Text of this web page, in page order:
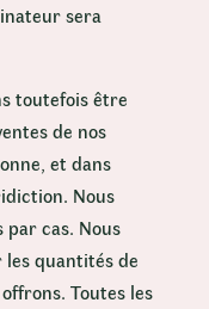
sera
toutefois être
de nos
et dans
Nous
cas. Nous
quantités de
Toutes les